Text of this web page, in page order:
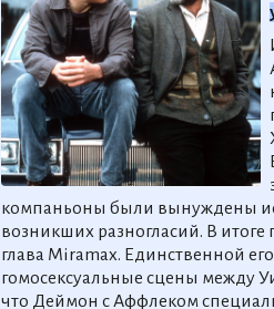
компаньоны были вынуждены
возникших разногласий. В
глава Miramax. Единственной
гомосексуальные сцены между
что Деймон с Аффлеком